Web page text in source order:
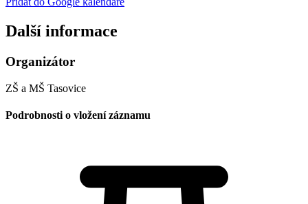
Další informace
Organizátor
ZŠ a MŠ Tasovice
Podrobnosti o vložení záznamu